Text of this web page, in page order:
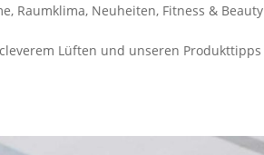
, Raumklima, Neuheiten, Fitness & Beauty
Lüf­ten und unse­ren Pro­dukt­tipps